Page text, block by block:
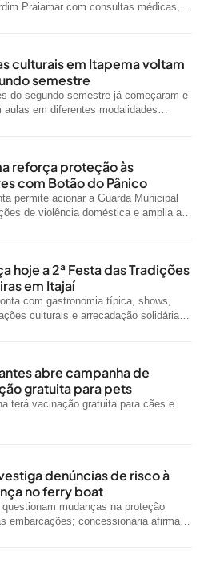
Praiamar com consultas médicas,
culturais em Itapema voltam
semestre
do segundo semestre já começaram e
aulas em diferentes modalidades
reforça proteção às
com Botão do Pânico
permite acionar a Guarda Municipal
de violência doméstica e amplia a
hoje a 2ª Festa das Tradições
em Itajaí
com gastronomia típica, shows,
culturais e arrecadação solidária
abre campanha de
gratuita para pets
terá vacinação gratuita para cães e
denúncias de risco à
no ferry boat
questionam mudanças na proteção
embarcações; concessionária afirma